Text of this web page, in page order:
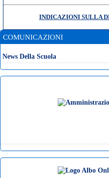
INDICAZIONI SULLA
COMUNICAZIONI
News Della Scuola